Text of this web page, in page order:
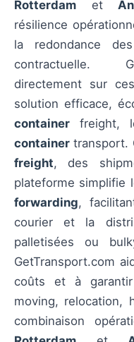
Rotterdam et
résilience
la redondance
contractuelle.
directement sur
solution efficace,
container freight,
container transport.
freight, des
plateforme simplifie
forwarding,
courier et la
palletisées ou
GetTransport.com
coûts et à
moving, relocation,
combinaison